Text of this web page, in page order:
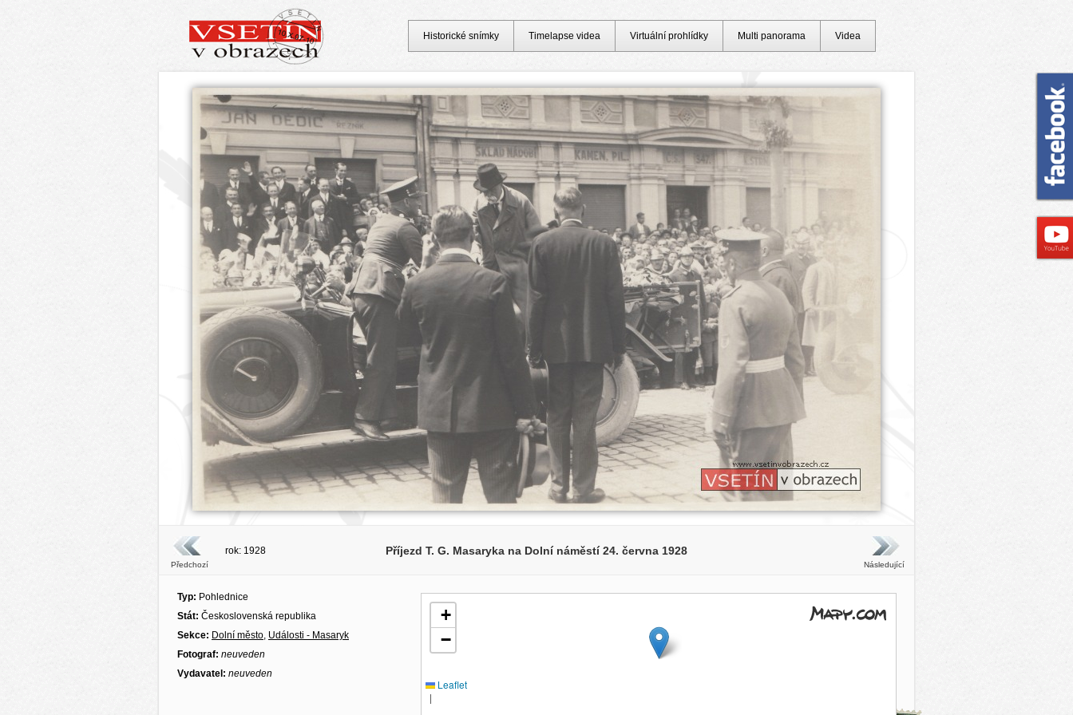
Předchozí
rok: 1928 Příjezd T. G. Masaryka na Dolní náměstí 24. června 1928
Následující
Typ: Pohlednice
Stát: Československá republika
Sekce: Dolní město, Události - Masaryk
Fotograf: neuveden
Vydavatel: neuveden
+
−
Leaflet
|
Historické snímky Timelapse videa Virtuální prohlídky Multi panorama Videa